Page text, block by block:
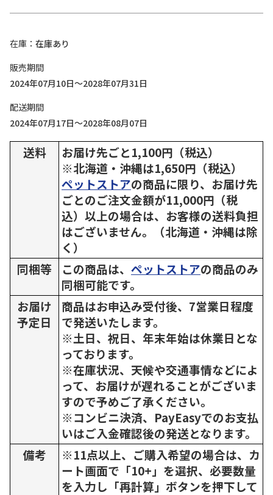
在庫
在庫あり
販売期間
2024年07月10日～2028年07月31日
配送期間
2024年07月17日～2028年08月07日
送料
お届け先ごと1,100円（税込）
※北海道・沖縄は1,650円（税込）
ペットストアの商品に限り、お届け先
ごとのご注文金額が11,000円（税
込）以上の場合は、お客様の送料負担
はございません。（北海道・沖縄は除
く）
同梱等
この商品は、 ペットストアの商品のみ
同梱可能です。
お届け
予定日
商品はお申込み受付後、7営業日程度
で発送いたします。
※土日、祝日、年末年始は休業日とな
っております。
※在庫状況、天候や交通事情などによ
って、お届けが遅れることがございま
すので予めご了承ください。
※コンビニ決済、PayEasyでのお支払
いはご入金確認後の発送となります。
備考
※11点以上、ご購入希望の場合は、カ
ート画面で「10+」を選択、必要数量
を入力し「再計算」ボタンを押下して